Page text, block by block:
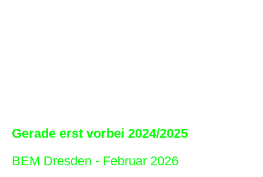
Gerade erst vorbei 2024/2025
BEM Dresden - Februar 2026